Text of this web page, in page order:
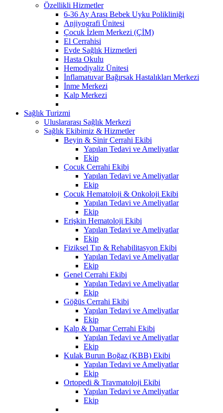
Özellikli Hizmetler
6-36 Ay Arası Bebek Uyku Polikliniği
Anjiyografi Ünitesi
Çocuk İzlem Merkezi (ÇİM)
El Cerrahisi
Evde Sağlık Hizmetleri
Hasta Okulu
Hemodiyaliz Ünitesi
İnflamatuvar Bağırsak Hastalıkları Merkezi
İnme Merkezi
Kalp Merkezi
Sağlık Turizmi
Uluslararası Sağlık Merkezi
Sağlık Ekibimiz & Hizmetler
Beyin & Sinir Cerrahi Ekibi
Yapılan Tedavi ve Ameliyatlar
Ekip
Çocuk Cerrahi Ekibi
Yapılan Tedavi ve Ameliyatlar
Ekip
Çocuk Hematoloji & Onkoloji Ekibi
Yapılan Tedavi ve Ameliyatlar
Ekip
Erişkin Hematoloji Ekibi
Yapılan Tedavi ve Ameliyatlar
Ekip
Fiziksel Tıp & Rehabilitasyon Ekibi
Yapılan Tedavi ve Ameliyatlar
Ekip
Genel Cerrahi Ekibi
Yapılan Tedavi ve Ameliyatlar
Ekip
Göğüs Cerrahi Ekibi
Yapılan Tedavi ve Ameliyatlar
Ekip
Kalp & Damar Cerrahi Ekibi
Yapılan Tedavi ve Ameliyatlar
Ekip
Kulak Burun Boğaz (KBB) Ekibi
Yapılan Tedavi ve Ameliyatlar
Ekip
Ortopedi & Travmatoloji Ekibi
Yapılan Tedavi ve Ameliyatlar
Ekip